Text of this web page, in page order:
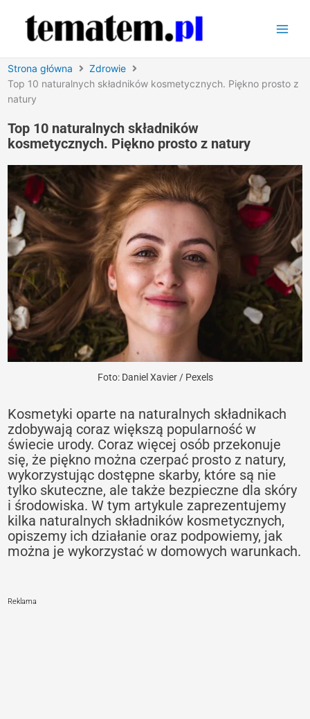
Strona główna
Zdrowie
Top 10 naturalnych składników kosmetycznych. Piękno prosto z
natury
Top 10 naturalnych składników
kosmetycznych. Piękno prosto z natury
Foto: Daniel Xavier / Pexels
Kosmetyki oparte na naturalnych składnikach
zdobywają coraz większą popularność w
świecie urody. Coraz więcej osób przekonuje
się, że piękno można czerpać prosto z natury,
wykorzystując dostępne skarby, które są nie
tylko skuteczne, ale także bezpieczne dla skóry
i środowiska. W tym artykule zaprezentujemy
kilka naturalnych składników kosmetycznych,
opiszemy ich działanie oraz podpowiemy, jak
można je wykorzystać w domowych warunkach.
Reklama